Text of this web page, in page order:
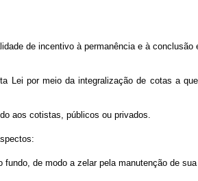
de incentivo à permanência e à
Lei por meio da integralização de cotas a
aos cotistas, públicos ou privados.
de modo a zelar pela manutenção de